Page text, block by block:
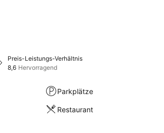
Preis-Leistungs-Verhältnis
8,6 Hervorragend
Parkplätze
Restaurant